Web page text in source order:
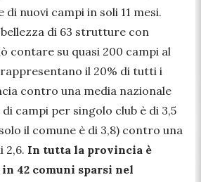
nuovi campi in soli 11 mesi.
di 63 strutture con
contare su quasi 200 campi al
il 20% di tutti i
contro una media nazionale
di campi per singolo club è di 3,5
il comune è di 3,8) contro una
2,6. In tutta la provincia è
42 comuni sparsi nel